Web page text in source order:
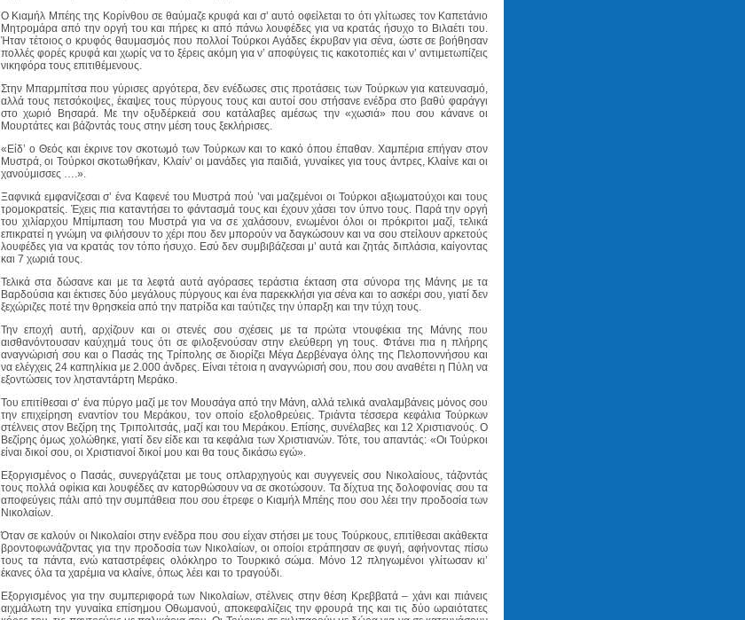
Ο Κιαμήλ Μπέης της Κορίνθου σε θαύμαζε κρυφά και σ’ αυτό οφείλεται το ότι γλίτωσες τον Καπετάνιο
Μητρομάρα από την οργή του και πήρες κι από πάνω λουφέδες για να κρατάς ήσυχο το Βιλαέτι του.
Ήταν τέτοιος ο κρυφός θαυμασμός που πολλοί Τούρκοι Αγάδες έκρυβαν για σένα, ώστε σε βοήθησαν
πολλές φορές κρυφά και χωρίς να το ξέρεις ακόμη για ν’ αποφύγεις τις κακοτοπιές και ν’ αντιμετωπίζεις
νικηφόρα τους επιτιθέμενους.
Στην Μπαρμπίτσα που γύρισες αργότερα, δεν ενέδωσες στις προτάσεις των Τούρκων για κατευνασμό,
αλλά τους πετσόκοψες, έκαψες τους πύργους τους και αυτοί σου στήσανε ενέδρα στο βαθύ φαράγγι
στο χωριό Βησαρά. Με την οξυδέρκειά σου κατάλαβες αμέσως την «χωσιά» που σου κάνανε οι
Μουρτάτες και βάζοντάς τους στην μέση τους ξεκλήρισες.
«Είδ’ ο Θεός και έκρινε τον σκοτωμό των Τούρκων και το κακό όπου έπαθαν. Χαμπέρια επήγαν στον
Μυστρά, οι Τούρκοι σκοτωθήκαν, Κλαίν’ οι μανάδες για παιδιά, γυναίκες για τους άντρες, Κλαίνε και οι
χανούμισσες ….».
Ξαφνικά εμφανίζεσαι σ’ ένα Καφενέ του Μυστρά πού ’ναι μαζεμένοι οι Τούρκοι αξιωματούχοι και τους
τρομοκρατείς. Έχεις πια καταντήσει το φάντασμά τους και έχουν χάσει τον ύπνο τους. Παρά την οργή
του χιλίαρχου Μπίμπαση του Μυστρά για να σε χαλάσουν, ενωμένοι όλοι οι πρόκριτοι μαζί, τελικά
επικρατεί η γνώμη να φιλήσουν το χέρι που δεν μπορούν να δαγκώσουν και να σου στείλουν αρκετούς
λουφέδες για να κρατάς τον τόπο ήσυχο. Εσύ δεν συμβιβάζεσαι μ’ αυτά και ζητάς διπλάσια, καίγοντας
και 7 χωριά τους.
Τελικά στα δώσανε και με τα λεφτά αυτά αγόρασες τεράστια έκταση στα σύνορα της Μάνης με τα
Βαρδούσια και έκτισες δύο μεγάλους πύργους και ένα παρεκκλήσι για σένα και το ασκέρι σου, γιατί δεν
ξεχώριζες ποτέ την θρησκεία από την πατρίδα και ταύτιζες την ύπαρξη και την τύχη τους.
Την εποχή αυτή, αρχίζουν και οι στενές σου σχέσεις με τα πρώτα ντουφέκια της Μάνης που
αισθανόντουσαν καύχημά τους ότι σε φιλοξενούσαν στην ελεύθερη γη τους. Φτάνει πια η πλήρης
αναγνώρισή σου και ο Πασάς της Τρίπολης σε διορίζει Μέγα Δερβέναγα όλης της Πελοποννήσου και
να ελέγχεις 24 καπηλίκια με 2.000 άνδρες. Είναι τέτοια η αναγνώρισή σου, που σου αναθέτει η Πύλη να
εξοντώσεις τον λησταντάρτη Μεράκο.
Του επιτίθεσαι σ’ ένα πύργο μαζί με τον Μουσάγα από την Μάνη, αλλά τελικά αναλαμβάνεις μόνος σου
την επιχείρηση εναντίον του Μεράκου, τον οποίο εξολοθρεύεις. Τριάντα τέσσερα κεφάλια Τούρκων
στέλνεις στον Βεζίρη της Τριπολιτσάς, μαζί και του Μεράκου. Επίσης, συνέλαβες και 12 Χριστιανούς. Ο
Βεζίρης όμως χολώθηκε, γιατί δεν είδε και τα κεφάλια των Χριστιανών. Τότε, του απαντάς: «Οι Τούρκοι
είναι δικοί σου, οι Χριστιανοί δικοί μου και θα τους δικάσω εγώ».
Εξοργισμένος ο Πασάς, συνεργάζεται με τους οπλαρχηγούς και συγγενείς σου Νικολαίους, τάζοντάς
τους πολλά οφίκια και λουφέδες αν κατορθώσουν να σε σκοτώσουν. Τα δίχτυα της δολοφονίας σου τα
αποφεύγεις πάλι από την συμπάθεια που σου έτρεφε ο Κιαμήλ Μπέης που σου λέει την προδοσία των
Νικολαίων.
Όταν σε καλούν οι Νικολαίοι στην ενέδρα που σου είχαν στήσει με τους Τούρκους, επιτίθεσαι ακάθεκτα
βροντοφωνάζοντας για την προδοσία των Νικολαίων, οι οποίοι ετράπησαν σε φυγή, αφήνοντας πίσω
τους τα πάντα, ενώ καταστρέφεις ολόκληρο το Τουρκικό σώμα. Μόνο 12 πληγωμένοι γλίτωσαν κι’
έκανες όλα τα χαρέμια να κλαίνε, όπως λέει και το τραγούδι.
Εξοργισμένος για την συμπεριφορά των Νικολαίων, στέλνεις στην θέση Κρεββατά – χάνι και πιάνεις
αιχμάλωτη την γυναίκα επίσημου Οθωμανού, αποκεφαλίζεις την φρουρά της και τις δύο ωραιότατες